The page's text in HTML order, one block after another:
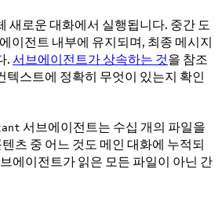
새로운 대화에서 실행됩니다. 중간 도
이전트 내부에 유지되며, 최종 메시지
. 서브에이전트가 상속하는 것을 참조
텍스트에 정확히 무엇이 있는지 확인
서브에이전트는 수십 개의 파일을
츠 중 어느 것도 메인 대화에 누적되
에이전트가 읽은 모든 파일이 아닌 간